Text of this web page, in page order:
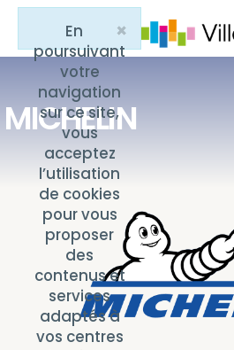
×
Close
En
poursuivant
votre
navigation
sur ce site,
vous
acceptez
l’utilisation
de cookies
pour vous
proposer
des
contenus et
services
adaptés à
vos centres
MICHELIN